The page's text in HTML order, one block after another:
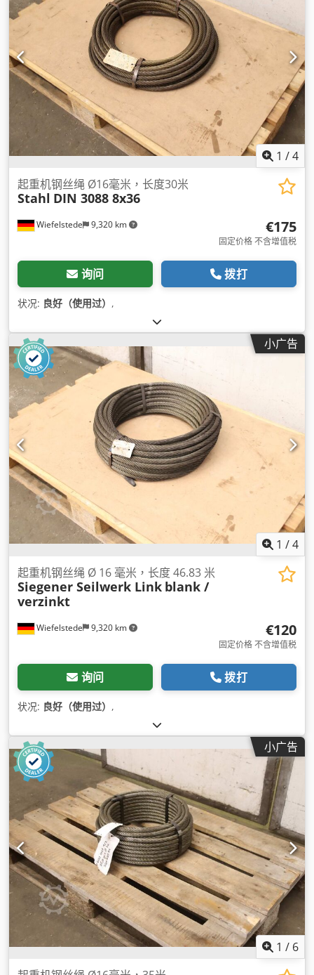
1 /4
Wiefelstede 9,320 km
起重机钢丝绳 Ø16毫米，长度30米
Stahl DIN 3088 8x36
€175
固定价格 不含增值税
询问 拨打
状况: 良好（使用过） ,
小广告
1 /4
Wiefelstede 9,320 km
起重机钢丝绳 Ø 16 毫米，长度 46.83 米
Siegener Seilwerk Link blank /
verzinkt
€120
固定价格 不含增值税
询问 拨打
状况: 良好（使用过） ,
小广告
1 / 6